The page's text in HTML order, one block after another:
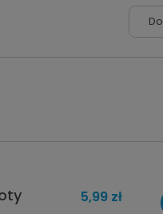
5,99 zł